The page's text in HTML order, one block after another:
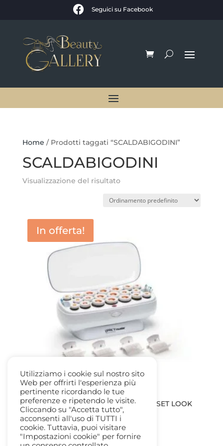
 Seguici su Facebook
Home / Prodotti taggati “SCALDABIGODINI”
SCALDABIGODINI
Visualizzazione del risultato
In offerta!
MUSTER DIKSON SCALDABIGODINI – SET LOOK
20PZ.
87,00€Il
prezzo
25,50 €Il
prezzo
Utilizziamo i cookie sul nostro sito
Web per offrirti l'esperienza più
pertinente ricordando le tue
preferenze e ripetendo le visite.
Cliccando su "Accetta tutto",
acconsenti all'uso di TUTTI i
cookie. Tuttavia, puoi visitare
"Impostazioni cookie" per fornire